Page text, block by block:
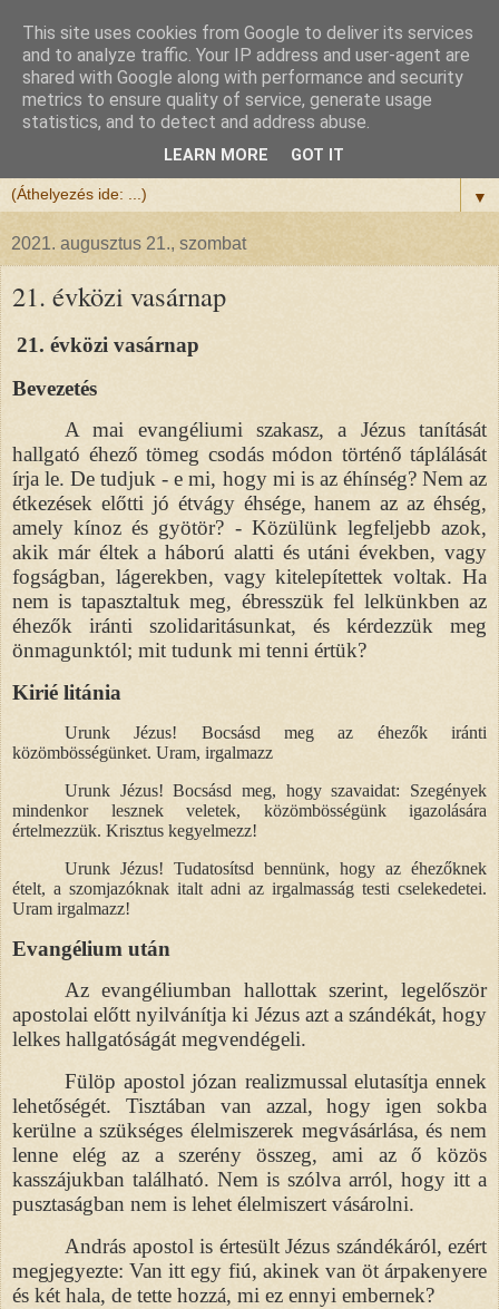
Félix atya
Szeretettel köszöntöm a honlapomra ellátogatót.
▼
2021. augusztus 21., szombat
21. évközi vasárnap
21. évközi vasárnap
Bevezetés
A mai evangéliumi szakasz, a Jézus tanítását
hallgató éhező tömeg csodás módon történő táplálását
írja le. De tudjuk - e mi, hogy mi is az éhínség? Nem az
étkezések előtti jó étvágy éhsége, hanem az az éhség,
amely kínoz és gyötör? - Közülünk legfeljebb azok,
akik már éltek a háború alatti és utáni években, vagy
fogságban, lágerekben, vagy kitelepítettek voltak. Ha
nem is tapasztaltuk meg, ébresszük fel lelkünkben az
éhezők iránti szolidaritásunkat, és kérdezzük meg
önmagunktól; mit tudunk mi tenni értük?
Kirié litánia
Urunk Jézus! Bocsásd meg az éhezők iránti
közömbösségünket. Uram, irgalmazz
Urunk Jézus! Bocsásd meg, hogy szavaidat: Szegények
mindenkor lesznek veletek, közömbösségünk igazolására
értelmezzük. Krisztus kegyelmezz!
Urunk Jézus! Tudatosítsd bennünk, hogy az éhezőknek
ételt, a szomjazóknak italt adni az irgalmasság testi cselekedetei.
Uram irgalmazz!
Evangélium után
Az evangéliumban hallottak szerint, legelőször
apostolai előtt nyilvánítja ki Jézus azt a szándékát, hogy
lelkes hallgatóságát megvendégeli.
Fülöp apostol józan realizmussal elutasítja ennek
lehetőségét. Tisztában van azzal, hogy igen sokba
kerülne a szükséges élelmiszerek megvásárlása, és nem
lenne elég az a szerény összeg, ami az ő közös
kasszájukban található. Nem is szólva arról, hogy itt a
pusztaságban nem is lehet élelmiszert vásárolni.
András apostol is értesült Jézus szándékáról, ezért
megjegyezte: Van itt egy fiú, akinek van öt árpakenyere
és két hala, de tette hozzá, mi ez ennyi embernek?
This site uses cookies from Google to deliver its services
and to analyze traffic. Your IP address and user-agent are
shared with Google along with performance and security
metrics to ensure quality of service, generate usage
statistics, and to detect and address abuse.
LEARN MORE GOT IT